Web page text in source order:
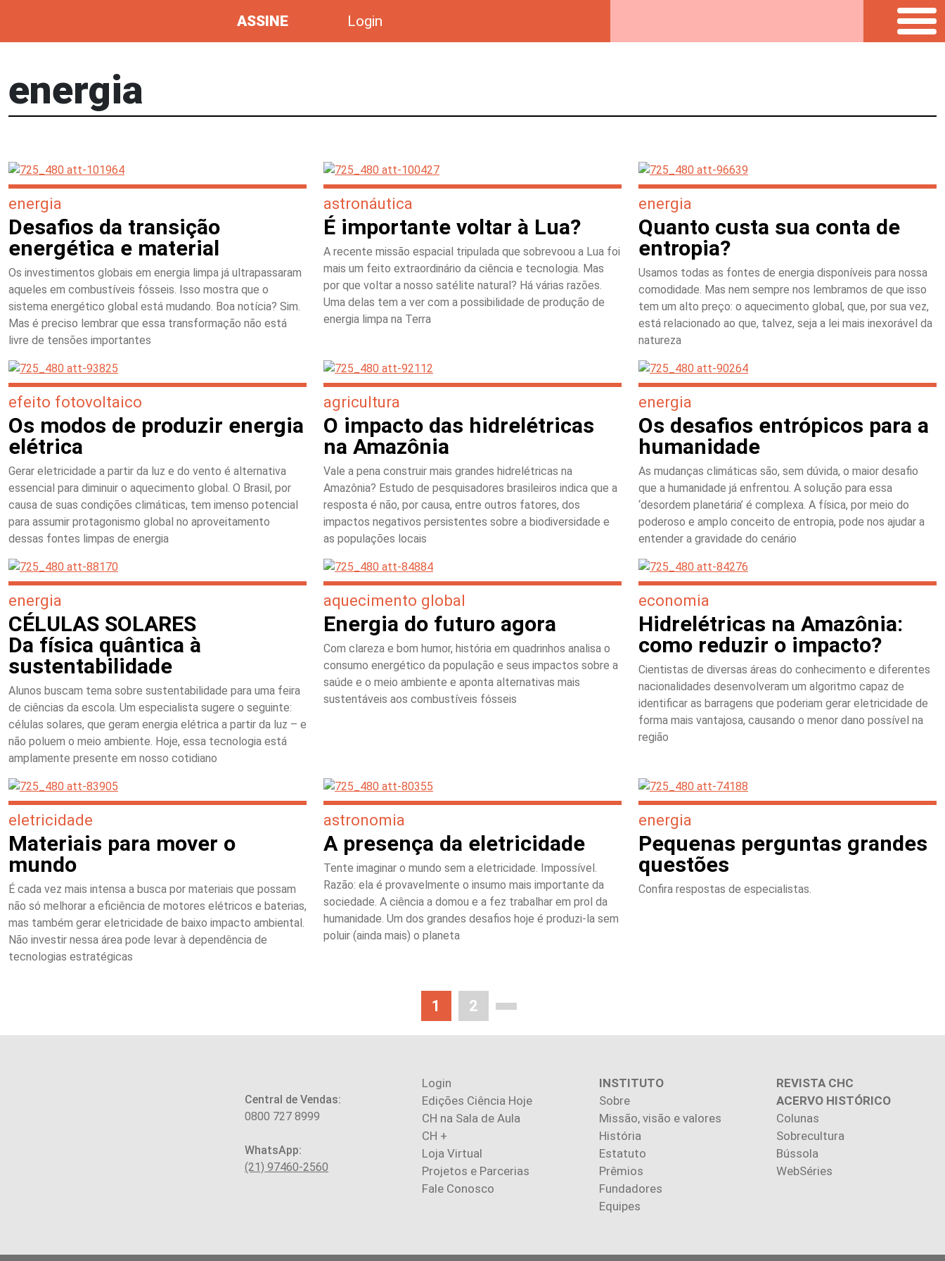
ASSINE Login
energia
energia
Desafios da transição
energética e material
Os investimentos globais em energia limpa já ultrapassaram
aqueles em combustíveis fósseis. Isso mostra que o
sistema energético global está mudando. Boa notícia? Sim.
Mas é preciso lembrar que essa transformação não está
livre de tensões importantes
astronáutica
É importante voltar à Lua?
A recente missão espacial tripulada que sobrevoou a Lua foi
mais um feito extraordinário da ciência e tecnologia. Mas
por que voltar a nosso satélite natural? Há várias razões.
Uma delas tem a ver com a possibilidade de produção de
energia limpa na Terra
energia
Quanto custa sua conta de
entropia?
Usamos todas as fontes de energia disponíveis para nossa
comodidade. Mas nem sempre nos lembramos de que isso
tem um alto preço: o aquecimento global, que, por sua vez,
está relacionado ao que, talvez, seja a lei mais inexorável da
natureza
efeito fotovoltaico
Os modos de produzir energia
elétrica
Gerar eletricidade a partir da luz e do vento é alternativa
essencial para diminuir o aquecimento global. O Brasil, por
causa de suas condições climáticas, tem imenso potencial
para assumir protagonismo global no aproveitamento
dessas fontes limpas de energia
agricultura
O impacto das hidrelétricas
na Amazônia
Vale a pena construir mais grandes hidrelétricas na
Amazônia? Estudo de pesquisadores brasileiros indica que a
resposta é não, por causa, entre outros fatores, dos
impactos negativos persistentes sobre a biodiversidade e
as populações locais
energia
Os desafios entrópicos para a
humanidade
As mudanças climáticas são, sem dúvida, o maior desafio
que a humanidade já enfrentou. A solução para essa
‘desordem planetária’ é complexa. A física, por meio do
poderoso e amplo conceito de entropia, pode nos ajudar a
entender a gravidade do cenário
energia
CÉLULAS SOLARES
Da física quântica à
sustentabilidade
Alunos buscam tema sobre sustentabilidade para uma feira
de ciências da escola. Um especialista sugere o seguinte:
células solares, que geram energia elétrica a partir da luz – e
não poluem o meio ambiente. Hoje, essa tecnologia está
amplamente presente em nosso cotidiano
aquecimento global
Energia do futuro agora
Com clareza e bom humor, história em quadrinhos analisa o
consumo energético da população e seus impactos sobre a
saúde e o meio ambiente e aponta alternativas mais
sustentáveis aos combustíveis fósseis
economia
Hidrelétricas na Amazônia:
como reduzir o impacto?
Cientistas de diversas áreas do conhecimento e diferentes
nacionalidades desenvolveram um algoritmo capaz de
identificar as barragens que poderiam gerar eletricidade de
forma mais vantajosa, causando o menor dano possível na
região
eletricidade
Materiais para mover o
mundo
É cada vez mais intensa a busca por materiais que possam
não só melhorar a eficiência de motores elétricos e baterias,
mas também gerar eletricidade de baixo impacto ambiental.
Não investir nessa área pode levar à dependência de
tecnologias estratégicas
astronomia
A presença da eletricidade
Tente imaginar o mundo sem a eletricidade. Impossível.
Razão: ela é provavelmente o insumo mais importante da
sociedade. A ciência a domou e a fez trabalhar em prol da
humanidade. Um dos grandes desafios hoje é produzi-la sem
poluir (ainda mais) o planeta
energia
Pequenas perguntas grandes
questões
Confira respostas de especialistas.
1 2
Central de Vendas:
0800 727 8999
WhatsApp:
(21) 97460-2560
Login
Edições Ciência Hoje
CH na Sala de Aula
CH +
Loja Virtual
Projetos e Parcerias
Fale Conosco
INSTITUTO
Sobre
Missão, visão e valores
História
Estatuto
Prêmios
Fundadores
Equipes
REVISTA CHC
ACERVO HISTÓRICO
Colunas
Sobrecultura
Bússola
WebSéries